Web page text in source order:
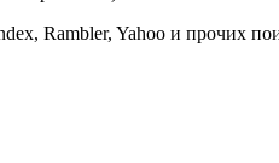
Rambler, Yahoo и прочих